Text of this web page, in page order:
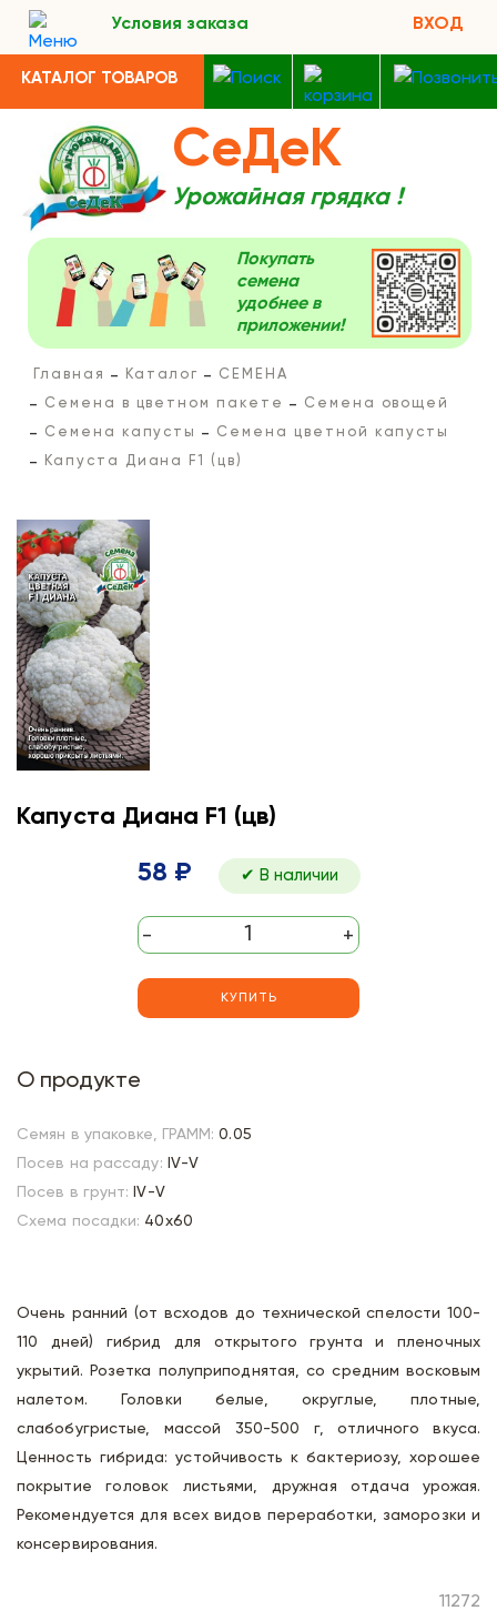
Условия заказа ВХОД
КАТАЛОГ ТОВАРОВ
СеДеК
Урожайная грядка !
Покупать
семена
удобнее в
приложении!
Главная Каталог
СЕМЕНА
Семена в цветном пакете
Семена овощей
Семена капусты
Семена цветной капусты
Капуста Диана F1 (цв)
Капуста Диана F1 (цв)
58 ₽ ✔ В наличии
- +
КУПИТЬ
О продукте
Семян в упаковке, ГРАММ: 0.05
Посев на рассаду: IV-V
Посев в грунт: IV-V
Схема посадки: 40х60
Очень ранний (от всходов до технической спелости 100-
110 дней) гибрид для открытого грунта и пленочных
укрытий. Розетка полуприподнятая, со средним восковым
налетом. Головки белые, округлые, плотные,
слабобугристые, массой 350-500 г, отличного вкуса.
Ценность гибрида: устойчивость к бактериозу, хорошее
покрытие головок листьями, дружная отдача урожая.
Рекомендуется для всех видов переработки, заморозки и
консервирования.
11272